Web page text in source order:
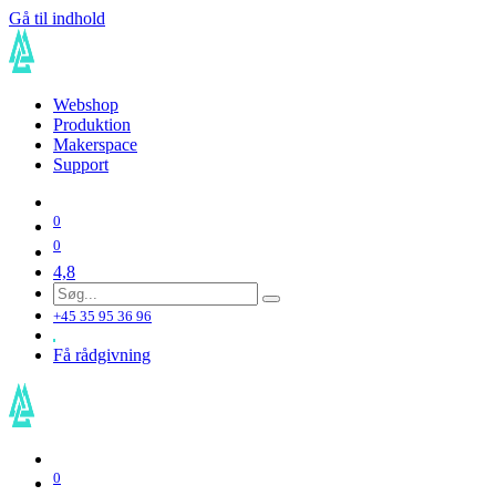
Gå til indhold
Webshop
Produktion
Makerspace
Support
0
0
4,8
+45 35 95 36 96
Få rådgivning
0